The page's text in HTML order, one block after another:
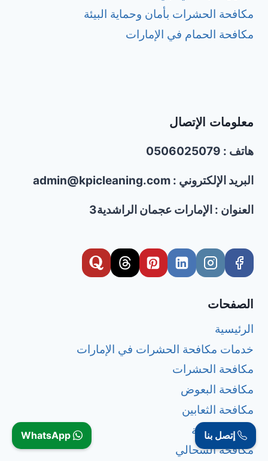
مكافحة الحشرات بأمان وحماية البيئة
مكافحة الحمام في الإمارات
معلومات الإتصال
هاتف : 0506025079
البريد الإلكتروني : admin@kpicleaning.com
العنوان : الإمارات عجمان الراشدية3
الصفحات
الرئيسية
خدمات مكافحة الحشرات في الإمارات
مكافحة الحشرات
مكافحة البعوض
مكافحة الثعابين
مكافحة الرمة
مكافحة السحالي
إتصل بنا